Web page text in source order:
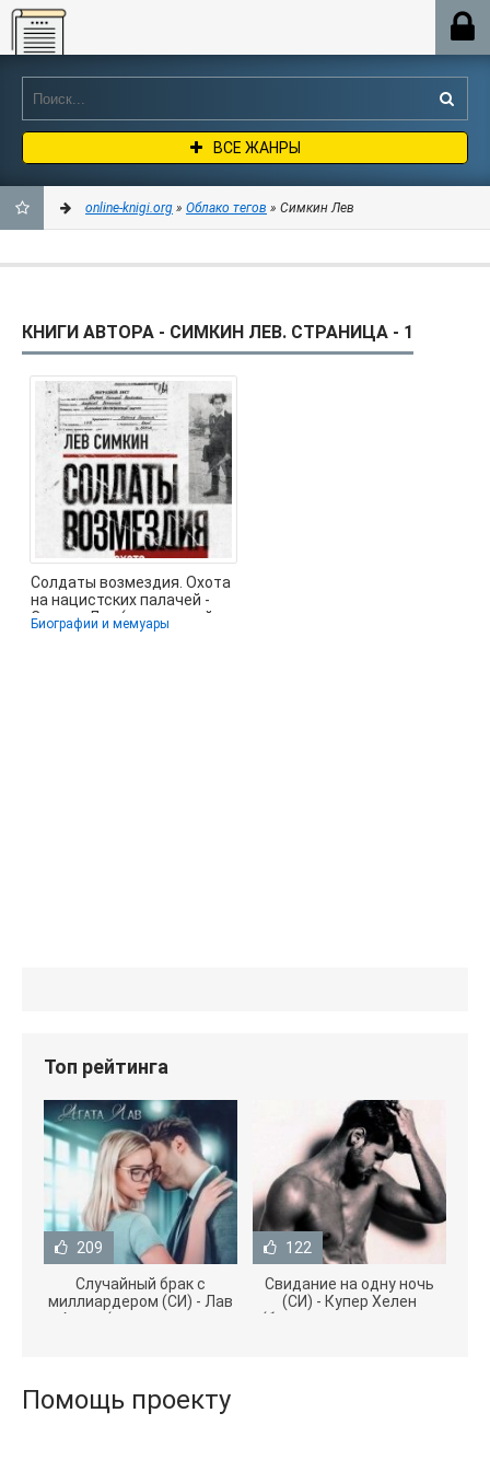
Online-knigi.org
ВСЕ ЖАНРЫ
ЗАКЛАДКИ
online-knigi.org » Облако тегов » Симкин Лев
КНИГИ АВТОРА - СИМКИН ЛЕВ. СТРАНИЦА - 1
Солдаты возмездия. Охота
на нацистских палачей -
Симкин Лев (книги онлайн
Биографии и мемуары
Топ рейтинга
209
Случайный брак с
миллиардером (СИ) - Лав
Агата (полная версия
122
Свидание на одну ночь
(СИ) - Купер Хелен
(бесплатные серии книг
Помощь проекту